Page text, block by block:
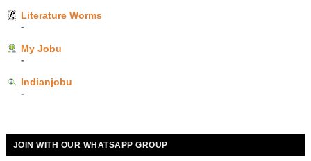
Literature Worms
-
My Jobu
-
Indianjobu
-
JOIN WITH OUR WHATSAPP GROUP